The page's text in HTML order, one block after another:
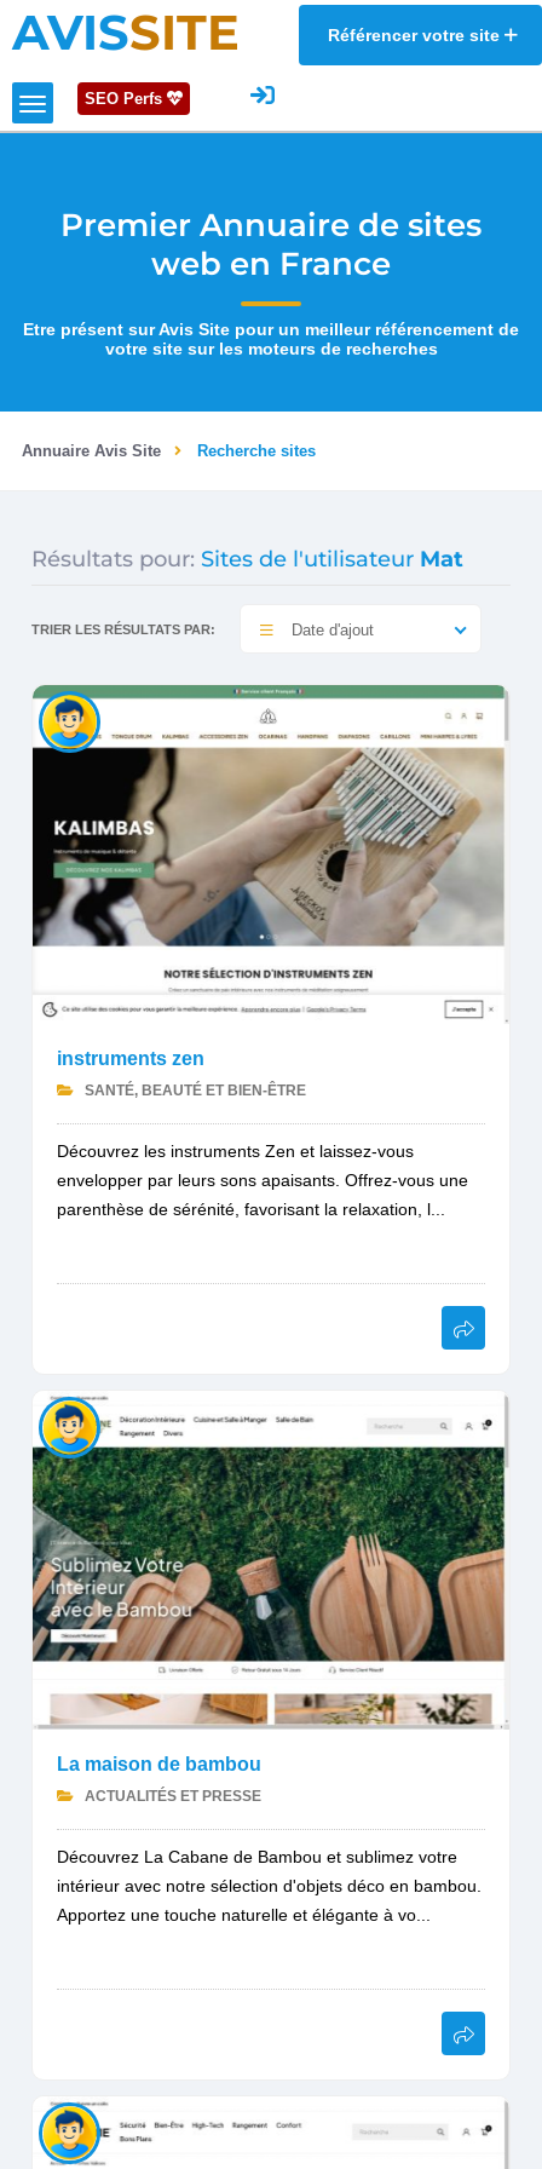
AVISSITE Référencer votre site
SEO Perfs
Premier Annuaire de sites
web en France
Etre présent sur Avis Site pour un meilleur référencement de
votre site sur les moteurs de recherches
Annuaire Avis Site Recherche sites
Résultats pour: Sites de l'utilisateur Mat
TRIER LES RÉSULTATS PAR: Date d'ajout
instruments zen
SANTÉ, BEAUTÉ ET BIEN-ÊTRE
Découvrez les instruments Zen et laissez-vous
envelopper par leurs sons apaisants. Offrez-vous une
parenthèse de sérénité, favorisant la relaxation, l...
La maison de bambou
ACTUALITÉS ET PRESSE
Découvrez La Cabane de Bambou et sublimez votre
intérieur avec notre sélection d'objets déco en bambou.
Apportez une touche naturelle et élégante à vo...